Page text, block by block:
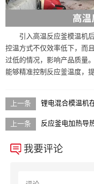
引入高温反应釜模温机
控温方式不仅效率低下，而
过低的情况，影响产品质量
能够精准控制反应釜温度，
锂电混合模温机
反应釜电加热导
我要评论